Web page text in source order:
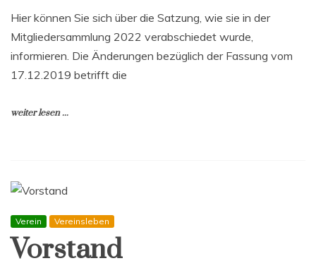
Hier können Sie sich über die Satzung, wie sie in der
Mitgliedersammlung 2022 verabschiedet wurde,
informieren. Die Änderungen bezüglich der Fassung vom
17.12.2019 betrifft die
weiter lesen ...
Verein Vereinsleben
Vorstand